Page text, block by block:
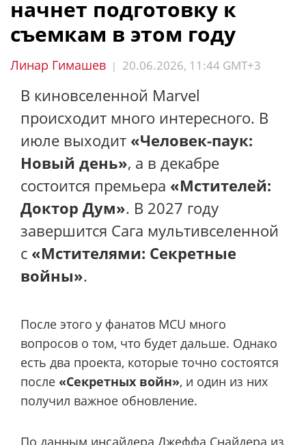
начнет подготовку к
съемкам в этом году
Линар Гимашев | 20.06.2026, 11:44 GMT+3
В киновселенной Marvel
происходит много интересного. В
июле выходит «Человек-паук:
Новый день», а в декабре
состоится премьера «Мстителей:
Доктор Дум». В 2027 году
завершится Сага мультивселенной
с «Мстителями: Секретные
войны».
После этого у фанатов MCU много
вопросов о том, что будет дальше. Однако
есть два проекта, которые точно состоятся
после «Секретных войн», и один из них
получил важное обновление.
По данным инсайдера Джеффа Снайдера из